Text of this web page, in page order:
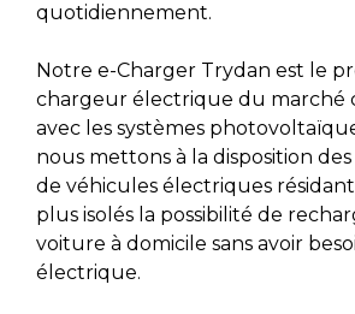
quotidiennement.
Notre e-Charger Trydan est le
chargeur électrique du marché
avec les systèmes
nous mettons à la disposition
de véhicules électriques
plus isolés la possibilité de
voiture à domicile sans avoir
électrique.